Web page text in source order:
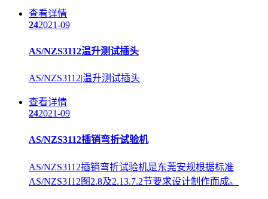
查看详情
242021-09
AS/NZS3112温升测试插头
AS/NZS3112|温升测试插头
查看详情
242021-09
AS/NZS3112插销弯折试验机
AS/NZS3112插销弯折试验机是东莞安规根据标准
AS/NZS3112图2.8及2.13.7.2节要求设计制作而成。